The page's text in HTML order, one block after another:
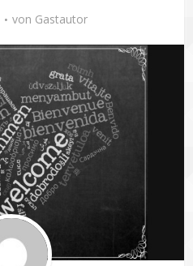
von Gastautor